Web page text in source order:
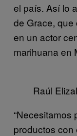
el país. Así lo
de Grace,
en un actor
marihuana en
Raúl
“Necesitamos
productos